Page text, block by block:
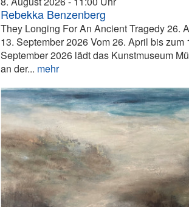
Rebekka Benzenberg
They Longing For An Ancient Tragedy 26.
13. September 2026 Vom 26. April bis zum
September 2026 lädt das Kunstmuseum
an der... mehr